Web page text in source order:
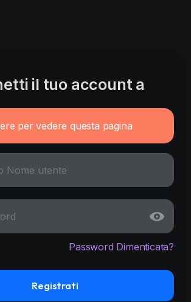
il tuo account a
per vedere questa pagina
Password Dimenticata?
Registrati